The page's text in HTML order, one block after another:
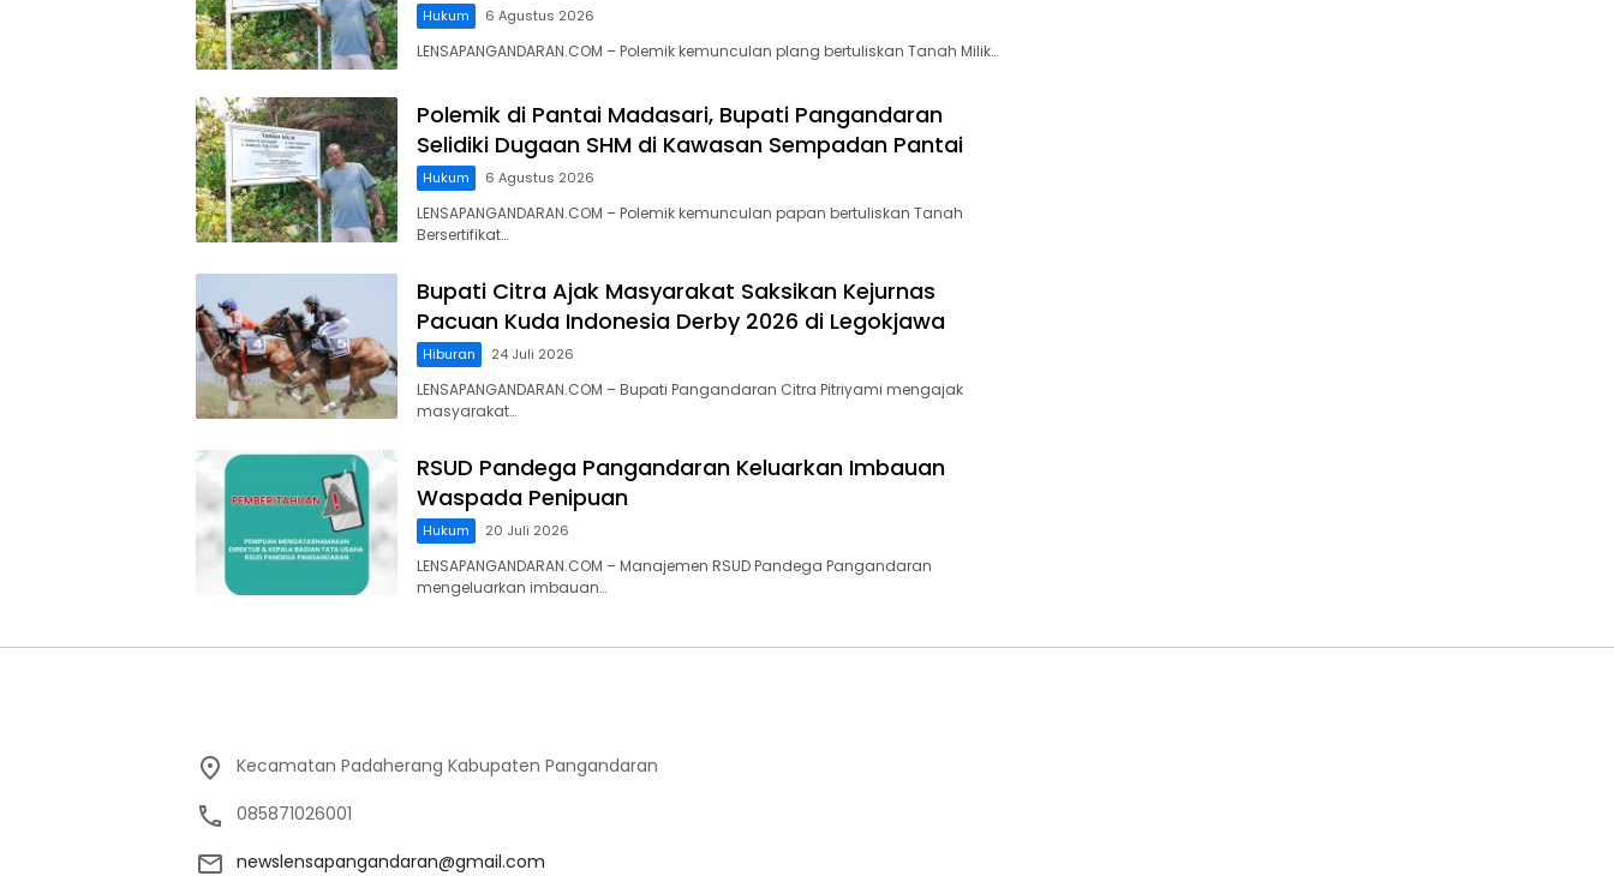
Hukum 6 Agustus 2026
LENSAPANGANDARAN.COM – ‎Polemik kemunculan plang bertuliskan Tanah Milik…
Polemik di Pantai Madasari, Bupati Pangandaran
Selidiki Dugaan SHM di Kawasan Sempadan Pantai
Hukum 6 Agustus 2026
LENSAPANGANDARAN.COM – Polemik kemunculan papan bertuliskan Tanah
Bersertifikat…
Bupati Citra Ajak Masyarakat Saksikan Kejurnas
Pacuan Kuda Indonesia Derby 2026 di Legokjawa
Hiburan 24 Juli 2026
LENSAPANGANDARAN.COM – Bupati Pangandaran Citra Pitriyami mengajak
masyarakat…
RSUD Pandega Pangandaran Keluarkan Imbauan
Waspada Penipuan
Hukum 20 Juli 2026
LENSAPANGANDARAN.COM – Manajemen RSUD Pandega Pangandaran
mengeluarkan imbauan…
Kecamatan Padaherang Kabupaten Pangandaran
085871026001
newslensapangandaran@gmail.com